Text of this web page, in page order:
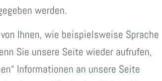
werden.
Ihnen, wie beispielsweise Sprache
Sie unsere Seite wieder aufrufen,
Informationen an unsere Seite